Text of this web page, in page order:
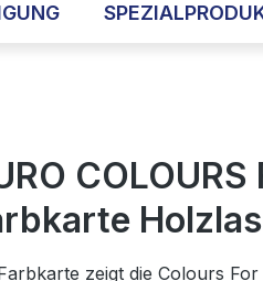
COLOURS
zeigt die Colours